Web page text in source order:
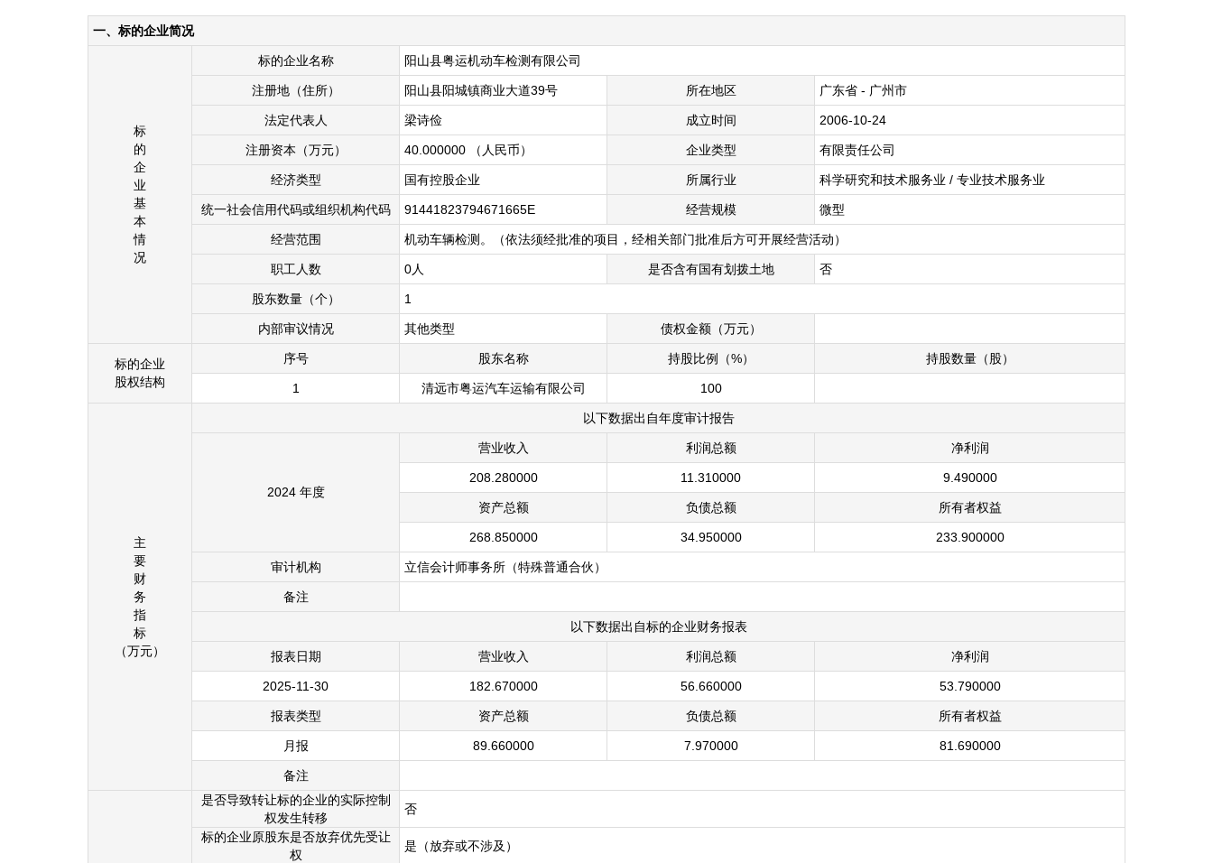
一、标的企业简况
标
的
企
业
基
本
情
况
标的企业名称 阳山县粤运机动车检测有限公司
注册地（住所） 阳山县阳城镇商业大道39号 所在地区 广东省 - 广州市
法定代表人 梁诗俭 成立时间 2006-10-24
注册资本（万元） 40.000000 （人民币） 企业类型 有限责任公司
经济类型 国有控股企业 所属行业 科学研究和技术服务业 / 专业技术服务业
统一社会信用代码或组织机构代码 91441823794671665E 经营规模 微型
经营范围 机动车辆检测。（依法须经批准的项目，经相关部门批准后方可开展经营活动）
职工人数 0人 是否含有国有划拨土地 否
股东数量（个） 1
内部审议情况 其他类型 债权金额（万元）
标的企业
股权结构
序号 股东名称 持股比例（%） 持股数量（股）
1 清远市粤运汽车运输有限公司 100
主
要
财
务
指
标
（万元）
以下数据出自年度审计报告
2024 年度
营业收入 利润总额 净利润
208.280000 11.310000 9.490000
资产总额 负债总额 所有者权益
268.850000 34.950000 233.900000
审计机构 立信会计师事务所（特殊普通合伙）
备注
以下数据出自标的企业财务报表
报表日期 营业收入 利润总额 净利润
2025-11-30 182.670000 56.660000 53.790000
报表类型 资产总额 负债总额 所有者权益
月报 89.660000 7.970000 81.690000
备注
是否导致转让标的企业的实际控制
权发生转移
否
标的企业原股东是否放弃优先受让
权
是（放弃或不涉及）